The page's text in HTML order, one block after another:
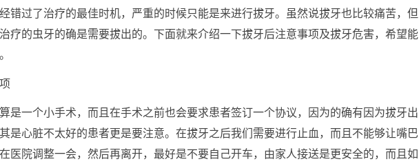
错过了治疗的最佳时机，严重的时候只能是来进行拔牙。虽然说拔牙也比较痛苦，但
疗的虫牙的确是需要拔出的。下面就来介绍一下拔牙后注意事项及拔牙危害，希望能
是一个小手术，而且在手术之前也会要求患者签订一个协议，因为的确有因为拔牙出
是心脏不太好的患者更是要注意。在拔牙之后我们需要进行止血，而且不能够让嘴巴
医院调整一会，然后再离开，最好是不要自己开车，由家人接送是更安全的，而且如